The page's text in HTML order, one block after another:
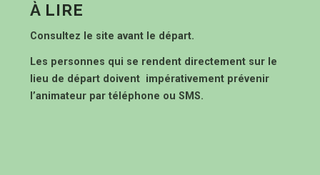
À LIRE
Consultez le site avant le départ.
Les personnes qui se rendent directement sur le
lieu de départ doivent impérativement prévenir
l’animateur par téléphone ou SMS.